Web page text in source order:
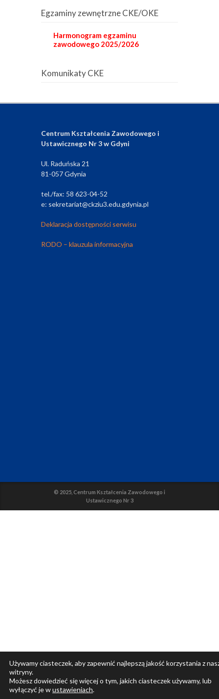
Egzaminy zewnętrzne CKE/OKE
Harmonogram egzaminu
zawodowego 2025/2026
Komunikaty CKE
Centrum Kształcenia Zawodowego i
Ustawicznego Nr 3 w Gdyni
Ul. Raduńska 21
81-057 Gdynia
tel./fax: 58 623-04-52
e: sekretariat@ckziu3.edu.gdynia.pl
Deklaracja dostępności serwisu
RODO – klauzula informacyjna
© 2025, Centrum Kształcenia Zawodowego i
Ustawicznego Nr 3
Używamy ciasteczek, aby zapewnić najlepszą jakość korzystania z
witryny.
Możesz dowiedzieć się więcej o tym, jakich ciasteczek używamy, lub
wyłączyć je wustawieniach.